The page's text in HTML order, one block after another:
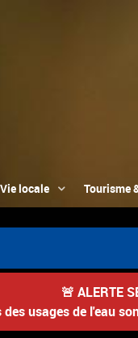
Vie locale Tourisme
🚨 ALERTE
usages de l'eau